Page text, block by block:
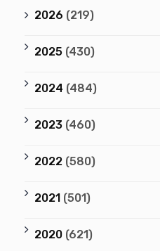
2026 (219)
2025 (430)
2024 (484)
2023 (460)
2022 (580)
2021 (501)
2020 (621)